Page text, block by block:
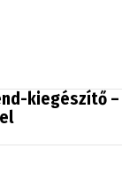
kiegészítő –